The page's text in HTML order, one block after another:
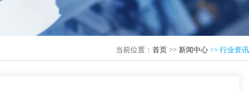
当前位置： 首页 >> 新闻中心 >> 行业资讯